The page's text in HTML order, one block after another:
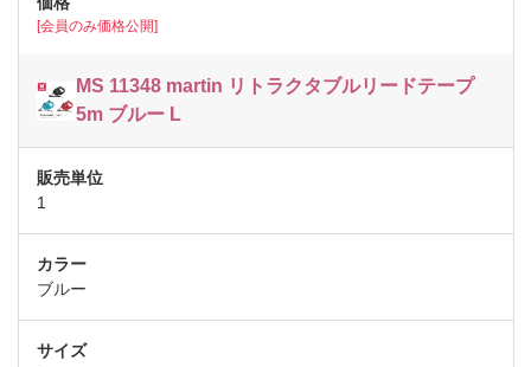
[会員のみ価格公開]
MS 11348 martin リトラクタブルリードテープ
5m ブルー L
1
ブルー